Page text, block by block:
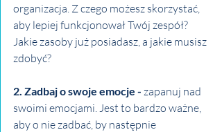
organizacja. Z czego możesz skorzystać,
aby lepiej funkcjonował Twój zespół?
Jakie zasoby już posiadasz, a jakie musisz
zdobyć?
2. Zadbaj o swoje emocje - zapanuj nad
swoimi emocjami. Jest to bardzo ważne,
aby o nie zadbać, by następnie